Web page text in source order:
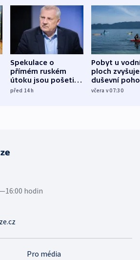
Spekulace o
přímém ruském
útoku jsou pošetilé,
míní estonský
před 14h
Pobyt u
ploch zvyšuje
duševní
ukázala
včera v 07:30
Pro média
hodin